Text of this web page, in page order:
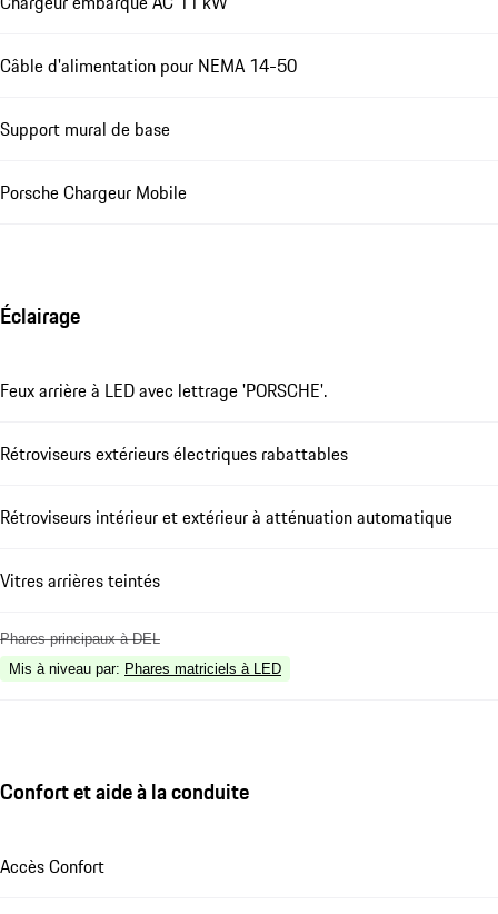
Câble d'alimentation pour NEMA 14-50
Support mural de base
Porsche Chargeur Mobile
Éclairage
Feux arrière à LED avec lettrage 'PORSCHE'.
Rétroviseurs extérieurs électriques rabattables
Rétroviseurs intérieur et extérieur à atténuation automatique
Vitres arrières teintés
Phares principaux à DEL
Mis à niveau par: Phares matriciels à LED
Confort et aide à la conduite
Accès Confort